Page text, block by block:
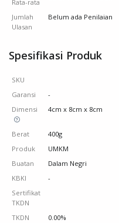
Rata-rata
Jumlah
Ulasan
Belum ada Penilaian
Spesifikasi Produk
SKU
Garansi
-
Dimensi
4cm x 8cm x 8cm
Berat
400g
Produk
UMKM
Buatan
Dalam Negri
KBKI
-
Sertifikat
TKDN
TKDN
0.00%